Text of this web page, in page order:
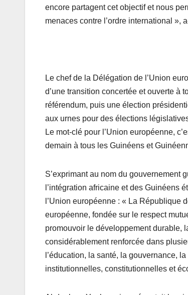
encore partagent cet objectif et nous
menaces contre l’ordre international »,
Le chef de la Délégation de l’Union
d’une transition concertée et ouverte à
référendum, puis une élection
aux urnes pour des élections
Le mot-clé pour l’Union européenne,
demain à tous les Guinéens et
S’exprimant au nom du gouvernement
l’intégration africaine et des Guinéens
l’Union européenne : « La République
européenne, fondée sur le respect
promouvoir le développement durable,
considérablement renforcée dans
l’éducation, la santé, la gouvernance,
institutionnelles, constitutionnelles et